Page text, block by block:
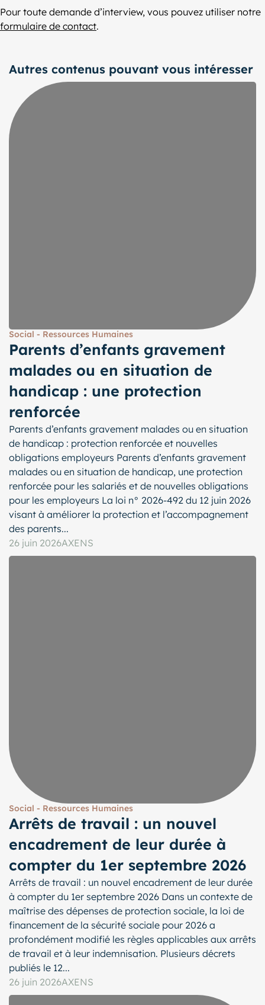
Pour toute demande d’interview, vous pouvez utiliser notre
formulaire de contact.
Autres contenus pouvant vous intéresser
Social - Ressources Humaines
Parents d’enfants gravement
malades ou en situation de
handicap : une protection
renforcée
Parents d’enfants gravement malades ou en situation
de handicap : protection renforcée et nouvelles
obligations employeurs Parents d’enfants gravement
malades ou en situation de handicap, une protection
renforcée pour les salariés et de nouvelles obligations
pour les employeurs La loi n° 2026-492 du 12 juin 2026
visant à améliorer la protection et l’accompagnement
des parents...
26 juin 2026AXENS
Social - Ressources Humaines
Arrêts de travail : un nouvel
encadrement de leur durée à
compter du 1er septembre 2026
Arrêts de travail : un nouvel encadrement de leur durée
à compter du 1er septembre 2026 Dans un contexte de
maîtrise des dépenses de protection sociale, la loi de
financement de la sécurité sociale pour 2026 a
profondément modifié les règles applicables aux arrêts
de travail et à leur indemnisation. Plusieurs décrets
publiés le 12...
26 juin 2026AXENS